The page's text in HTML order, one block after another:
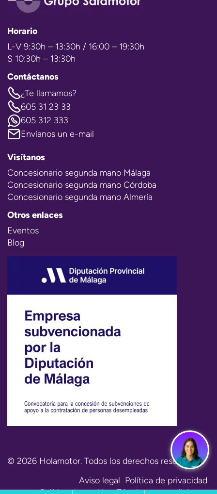
Horario
L-V 9:30h – 13:30h / 16:00 – 19:30h
S 10:30h – 13:30h
Contáctanos
¿Te llamamos?
605 31 23 33
605 312 333
Envíanos un e-mail
Visítanos
Concesionario segunda mano Málaga
Concesionario segunda mano Córdoba
Concesionario segunda mano Almería
Otros enlaces
Eventos
Blog
© 2026 Holamotor. Todos los derechos reservados.
Aviso legal Política de privacidad